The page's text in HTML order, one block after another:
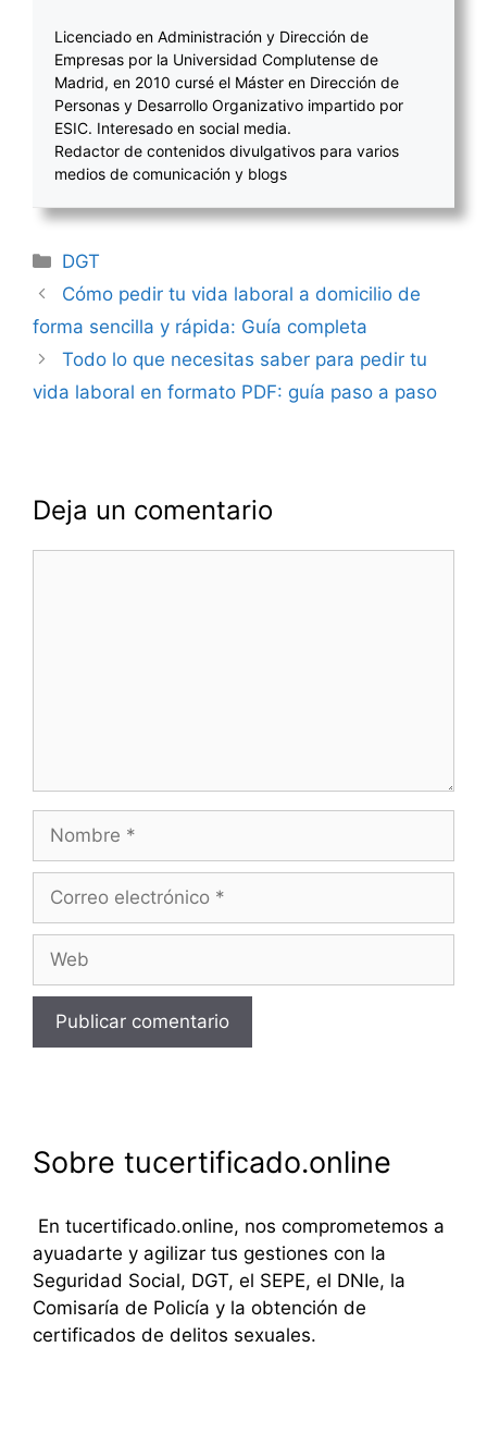
Licenciado en Administración y Dirección de
Empresas por la Universidad Complutense de
Madrid, en 2010 cursé el Máster en Dirección de
Personas y Desarrollo Organizativo impartido por
ESIC. Interesado en social media.
Redactor de contenidos divulgativos para varios
medios de comunicación y blogs
Categorías
DGT
Navegación
de
Cómo pedir tu vida laboral a domicilio de
forma sencilla y rápida: Guía completa
Todo lo que necesitas saber para pedir tu
vida laboral en formato PDF: guía paso a paso
Deja un comentario
electrónico
Sobre tucertificado.online
En tucertificado.online, nos comprometemos a
ayuadarte y agilizar tus gestiones con la
Seguridad Social, DGT, el SEPE, el DNIe, la
Comisaría de Policía y la obtención de
certificados de delitos sexuales.